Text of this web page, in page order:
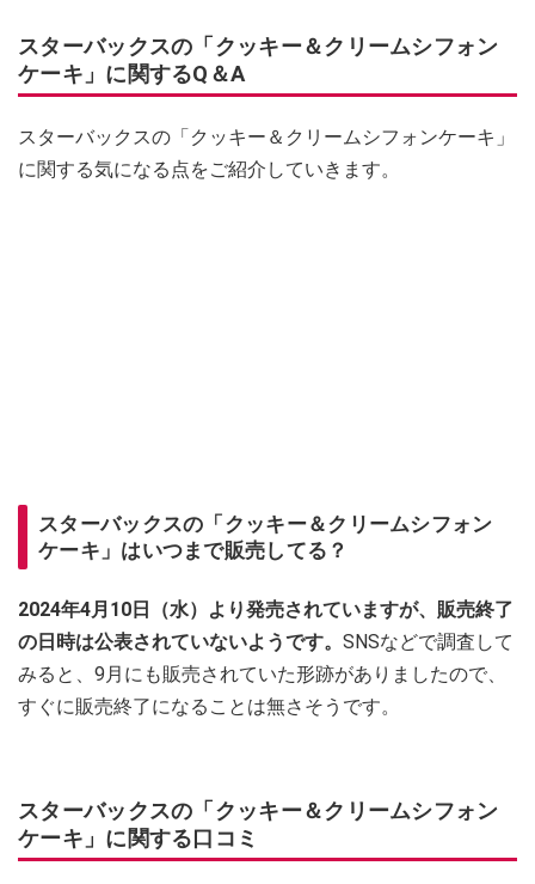
スターバックスの「クッキー＆クリームシフォン
ケーキ」に関するQ＆A
スターバックスの「クッキー＆クリームシフォンケーキ」
に関する気になる点をご紹介していきます。
スターバックスの「クッキー＆クリームシフォン
ケーキ」はいつまで販売してる？
2024年4月10日（水）より発売されていますが、販売終了
の日時は公表されていないようです。 SNSなどで調査して
みると、9月にも販売されていた形跡がありましたので、
すぐに販売終了になることは無さそうです。
スターバックスの「クッキー＆クリームシフォン
ケーキ」に関する口コミ